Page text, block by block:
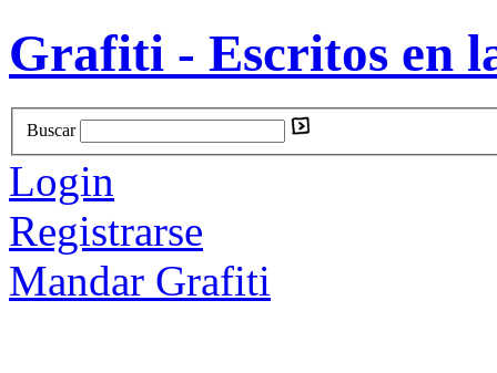
Grafiti - Escritos en
Buscar
Login
Registrarse
Mandar Grafiti